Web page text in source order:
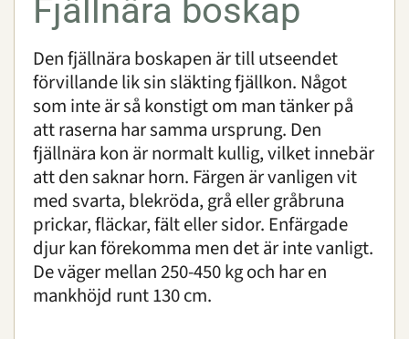
Insekter och spindlar
Lantraser
Bohuslän-dals svarthöna
Fjällnära boskap
Gotlandskanin
Gutefår
Jämtget
Linderödssvin
Mellerudskanin
Nordsvensk häst
Orusthöna
Fjällnära boskap
Den fjällnära boskapen är till utseendet
förvillande lik sin släkting fjällkon. Något
som inte är så konstigt om man tänker på
att raserna har samma ursprung. Den
fjällnära kon är normalt kullig, vilket innebär
att den saknar horn. Färgen är vanligen vit
med svarta, blekröda, grå eller gråbruna
prickar, fläckar, fält eller sidor. Enfärgade
djur kan förekomma men det är inte vanligt.
De väger mellan 250-450 kg och har en
mankhöjd runt 130 cm.